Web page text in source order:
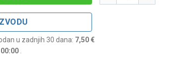
u zadnjih 30 dana: 7,50 €